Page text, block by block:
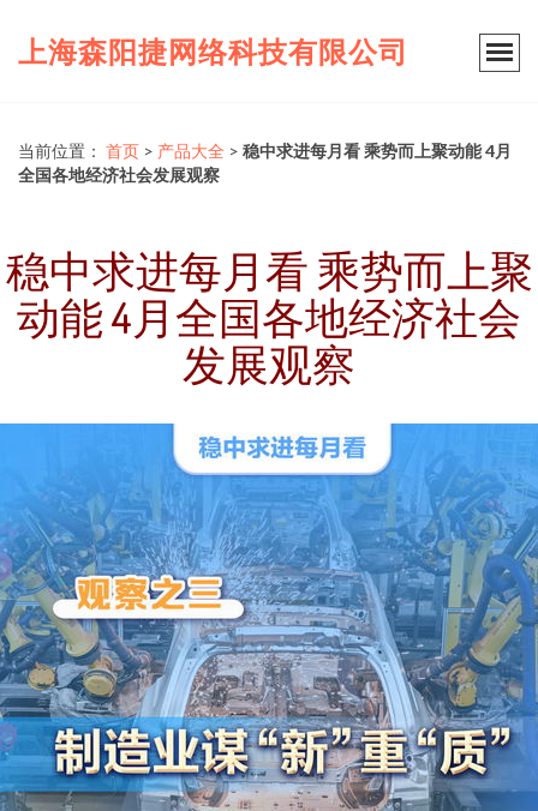
上海森阳捷网络科技有限公司
当前位置： 首页 > 产品大全 > 稳中求进每月看 乘势而上聚动能 4月
全国各地经济社会发展观察
稳中求进每月看 乘势而上聚
动能 4月全国各地经济社会
发展观察